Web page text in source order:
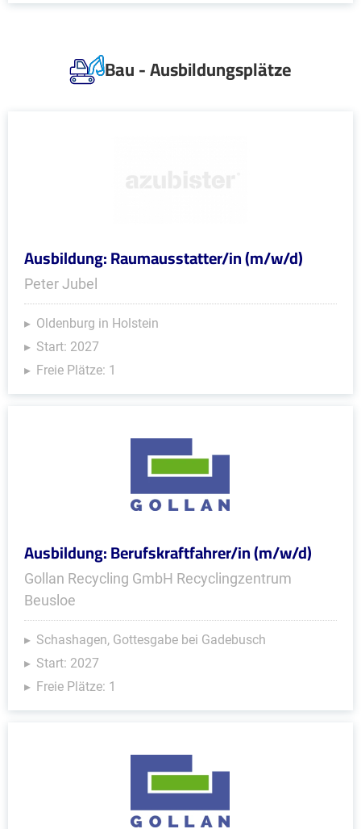
Bau - Ausbildungsplätze
Ausbildung: Raumausstatter/in (m/w/d)
Peter Jubel
Oldenburg in Holstein
Start: 2027
Freie Plätze: 1
Ausbildung: Berufskraftfahrer/in (m/w/d)
Gollan Recycling GmbH Recyclingzentrum
Beusloe
Schashagen, Gottesgabe bei Gadebusch
Start: 2027
Freie Plätze: 1